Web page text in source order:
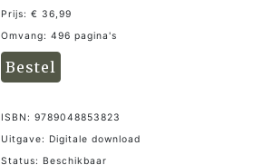
Prijs: € 36,99
Omvang: 496 pagina's
Bestel
ISBN: 9789048853823
Uitgave: Digitale download
Status: Beschikbaar